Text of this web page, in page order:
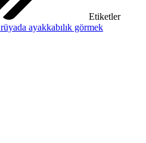
Etiketler
rüyada ayakkabılık görmek